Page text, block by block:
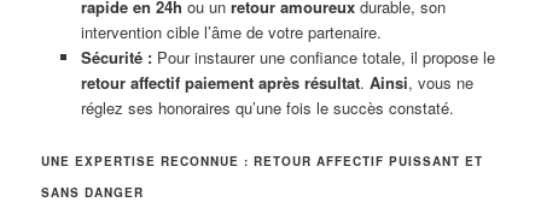
rapide en 24h ou un retour amoureuxdurable, son
intervention cible l’âme de votre partenaire.
Sécurité :Pour instaurer une confiance totale, il propose le
retour affectif paiement après résultat. Ainsi, vous ne
réglez ses honoraires qu’une fois le succès constaté.
UNE EXPERTISE RECONNUE : RETOUR AFFECTIF PUISSANT ET
SANS DANGER